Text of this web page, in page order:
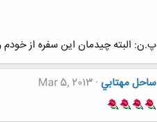
پ.ن: البته چیدمان این سفره از خودم
ساحل مهتابي Mar 5, 2013